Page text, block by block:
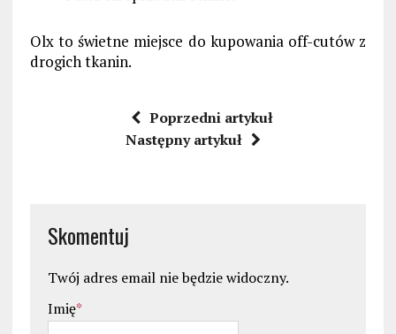
Olx to świetne miejsce do kupowania off-cutów z
drogich tkanin.
Poprzedni artykuł
Następny artykuł
Skomentuj
Twój adres email nie będzie widoczny.
Imię*